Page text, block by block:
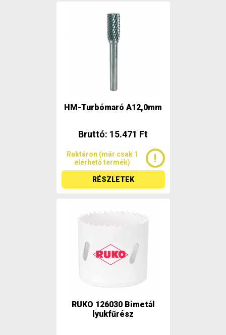
HM-Turbómaró A12,0mm
Bruttó: 15.471 Ft
Raktáron (már csak 1
elérhető termék)
RÉSZLETEK
RUKO 126030 Bimetál
lyukfűrész